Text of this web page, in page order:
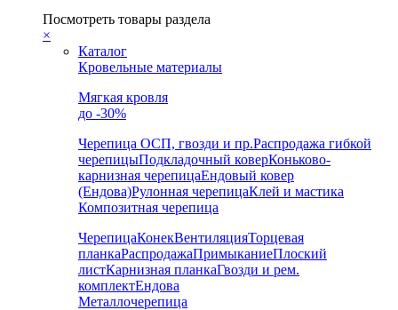
Посмотреть товары раздела
×
Каталог
Кровельные материалы
Мягкая кровля
до -30%
Черепица ОСП, гвозди и пр.Распродажа гибкой
черепицыПодкладочный коверКоньково-
карнизная черепицаЕндовый ковер
(Ендова)Рулонная черепицаКлей и мастика
Композитная черепица
ЧерепицаКонекВентиляцияТорцевая
планкаРаспродажаПримыканиеПлоский
листКарнизная планкаГвозди и рем.
комплектЕндова
Металлочерепица